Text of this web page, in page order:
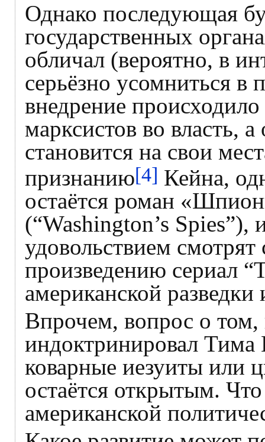
Однако последующая
государственных
обличал (вероятно, в
серьёзно усомниться в
внедрение
марксистов во власть,
становится на свои
признанию[4] Кейна,
остаётся роман
(“Washington’s Spies”),
удовольствием
произведению сериал
американской
Впрочем, вопрос о том,
индоктринировал Тима
коварные иезуиты или
остаётся открытым.
американской